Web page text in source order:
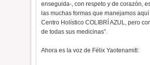
enseguida-, con respeto y de corazón,
las muchas formas que manejamos aquí
Centro Holístico COLIBRÍ AZUL, pero
de todas sus medicinas”.
Ahora es la voz de Félix Yaotenamitl: